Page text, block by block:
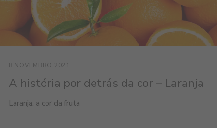
8 NOVEMBRO 2021
A história por detrás da cor – Laranja
Laranja: a cor da fruta